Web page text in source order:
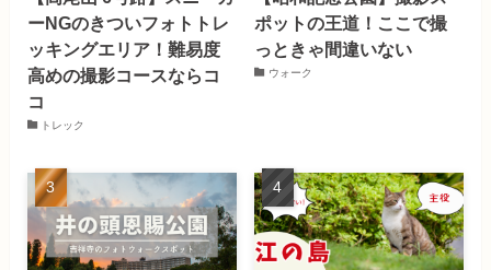
ーNGのきついフォトトレ
ッキングエリア！難易度
高めの撮影コースならコ
コ
トレック
ポットの王道！ここで撮
っときゃ間違いない
ウォーク